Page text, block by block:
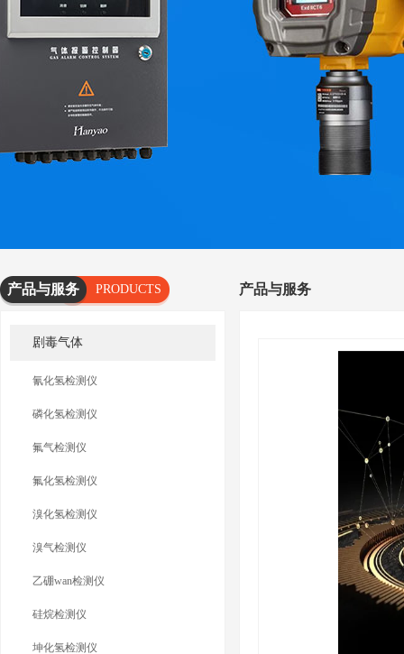
产品与服务
PRODUCTS
剧毒气体
氰化氢检测仪
磷化氢检测仪
氟气检测仪
氟化氢检测仪
溴化氢检测仪
溴气检测仪
乙硼wan检测仪
硅烷检测仪
坤化氢检测仪
产品与服务